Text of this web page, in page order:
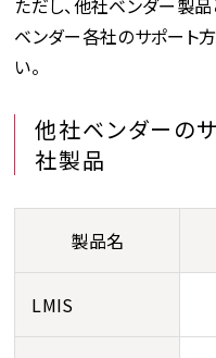
ただし、他社ベンダー製
ベンダー各社のサポート
い。
他社ベンダーの
社製品
製品名
LMIS